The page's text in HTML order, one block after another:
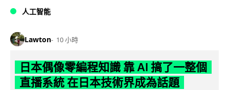
人工智能
Lawton 10 小時
日本偶像零編程知識 靠 AI 搞了一整個
直播系統 在日本技術界成為話題